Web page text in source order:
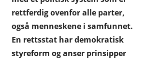
ANDRE PARTI TEOKRATISME
rettferdig ovenfor alle parter,
også menneskene i samfunnet.
En rettsstat har demokratisk
styreform og anser prinsipper